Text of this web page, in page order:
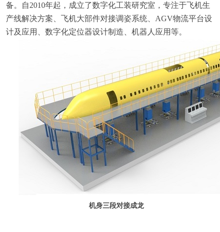
备。自2010年起，成立了数字化工装研究室，专注于飞机生
产线解决方案、飞机大部件对接调姿系统、AGV物流平台设
计及应用、数字化定位器设计制造、机器人应用等。
机身三段对接成龙